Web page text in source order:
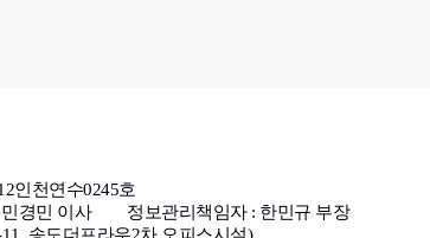
인천연수0245호
경민 이사
정보관리책임자 : 한민규 부장